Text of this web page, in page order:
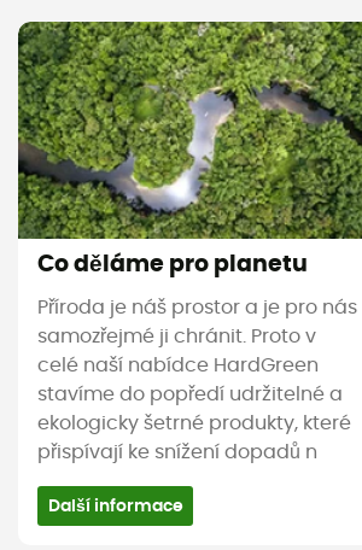
Co děláme pro planetu
Příroda je náš prostor a je pro nás
samozřejmé ji chránit. Proto v
celé naší nabídce HardGreen
stavíme do popředí udržitelné a
ekologicky šetrné produkty, které
přispívají ke snížení dopadů n
Další informace